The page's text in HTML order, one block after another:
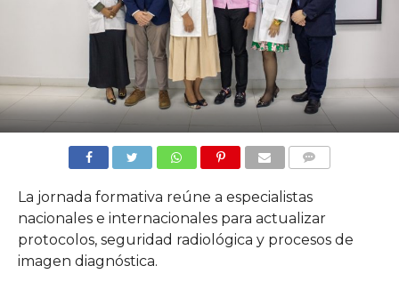
La jornada formativa reúne a especialistas
nacionales e internacionales para actualizar
protocolos, seguridad radiológica y procesos de
imagen diagnóstica.